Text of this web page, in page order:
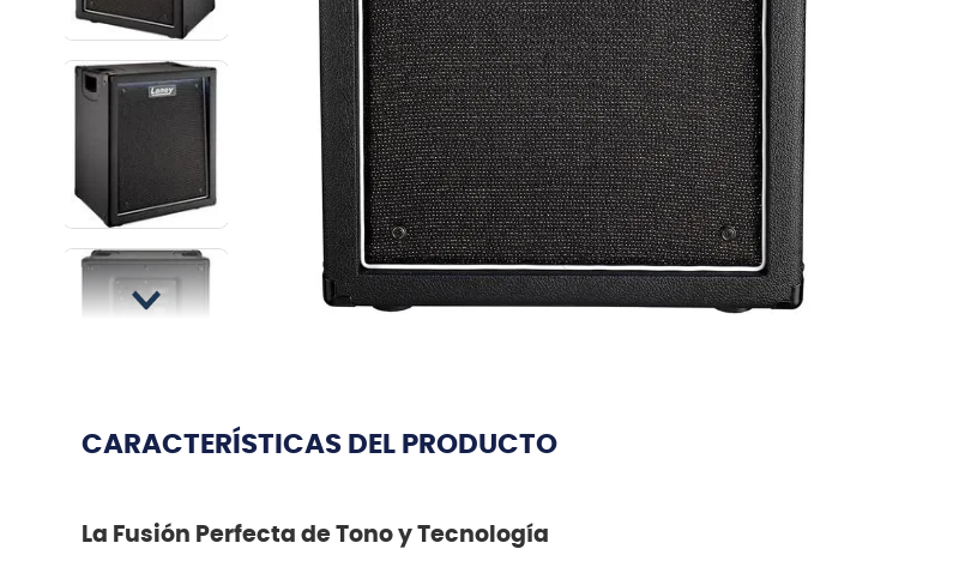
CARACTERÍSTICAS DEL PRODUCTO
La Fusión Perfecta de Tono y Tecnología